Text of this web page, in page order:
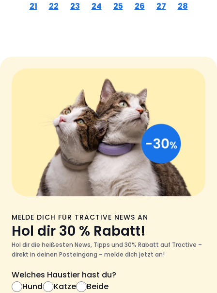
21 22 23 24 25 26 27 28
MELDE DICH FÜR TRACTIVE NEWS AN
Hol dir 30 % Rabatt!
Hol dir die heißesten News, Tipps und 30% Rabatt auf Tractive –
direkt in deinen Posteingang – melde dich jetzt an!
Welches Haustier hast du?
Hund
Katze Beide